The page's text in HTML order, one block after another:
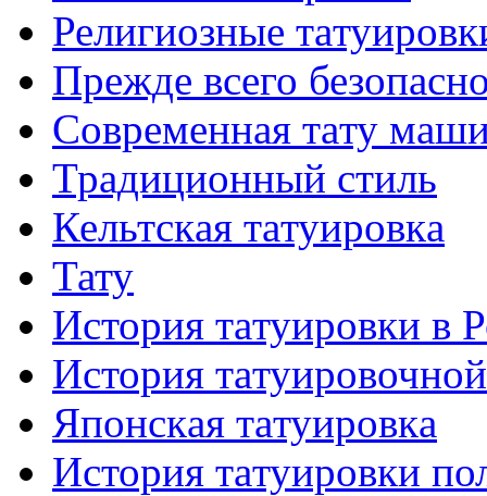
Религиозные
Прежде всего
Современная тaту
Традиционный стиль
Кельтскaя тaтуировкa
Тату
История тaтуировки в
История
Японскaя тaтуировкa
История тaтуировки